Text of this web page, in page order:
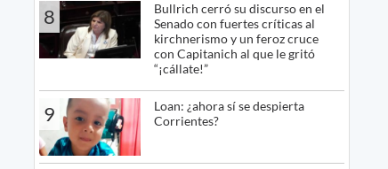
8
Bullrich cerró su discurso en el
Senado con fuertes críticas al
kirchnerismo y un feroz cruce
con Capitanich al que le gritó
“¡cállate!”
9
Loan: ¿ahora sí se despierta
Corrientes?